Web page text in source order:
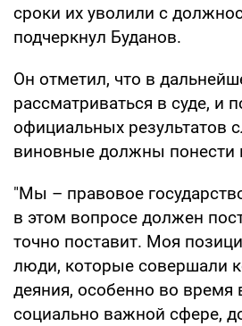
сроки их уволили с
подчеркнул Буданов.
Он отметил, что в
рассматриваться в суде, и
официальных результатов
виновные должны понести
"Мы – правовое
в этом вопросе должен
точно поставит. Моя
люди, которые совершали
деяния, особенно во время
социально важной сфере,